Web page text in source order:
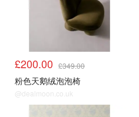
£200.00 £349.00
粉色天鹅绒泡泡椅
@dealmoon.co.uk